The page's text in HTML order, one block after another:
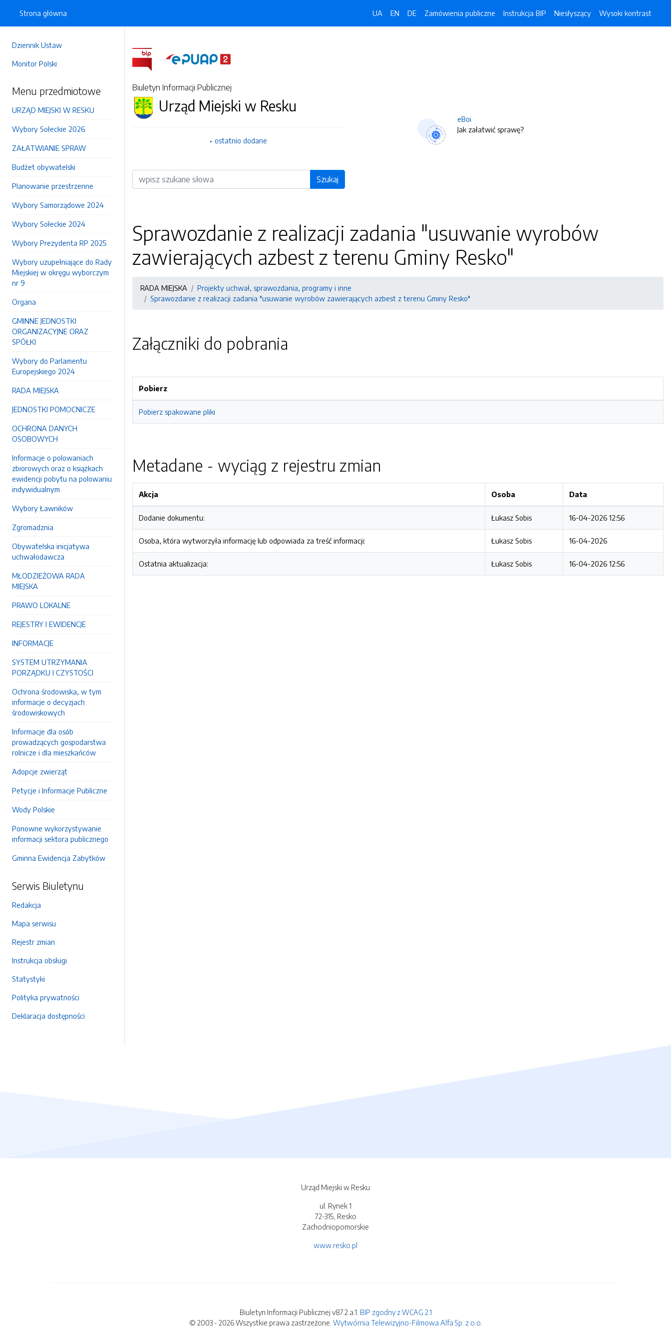
Dziennik Ustaw
Monitor Polski
Menu przedmiotowe
URZĄD MIEJSKI W RESKU
Wybory Sołeckie 2026
ZAŁATWIANIE SPRAW
Budżet obywatelski
Planowanie przestrzenne
Wybory Samorządowe 2024
Wybory Sołeckie 2024
Wybory Prezydenta RP 2025
Wybory uzupełniające do Rady
Miejskiej w okręgu wyborczym
nr 9
Organa
GMINNE JEDNOSTKI
ORGANIZACYJNE ORAZ
SPÓŁKI
Wybory do Parlamentu
Europejskiego 2024
RADA MIEJSKA
JEDNOSTKI POMOCNICZE
OCHRONA DANYCH
OSOBOWYCH
Informacje o polowaniach
zbiorowych oraz o książkach
ewidencji pobytu na polowaniu
indywidualnym
Wybory Ławników
Zgromadznia
Obywatelska inicjatywa
uchwałodawcza
MŁODZIEŻOWA RADA
MIEJSKA
PRAWO LOKALNE
REJESTRY I EWIDENCJE
INFORMACJE
SYSTEM UTRZYMANIA
PORZĄDKU I CZYSTOŚCI
Ochrona środowiska, w tym
informacje o decyzjach
środowiskowych
Informacje dla osób
prowadzących gospodarstwa
rolnicze i dla mieszkańców
Adopcje zwierząt
Petycje i Informacje Publiczne
Wody Polskie
Ponowne wykorzystywanie
informacji sektora publicznego
Gminna Ewidencja Zabytków
Serwis Biuletynu
Redakcja
Mapa serwisu
Rejestr zmian
Instrukcja obsługi
Statystyki
Polityka prywatności
Deklaracja dostępności
Strona główna UA EN DE Zamówienia publiczne Instrukcja BIP Niesłyszący Wysoki kontrast
Biuletyn Informacji Publicznej
Urząd Miejski w Resku
ostatnio dodane
Wyszukiwarka Szukaj
eBoi
Jak załatwić sprawę?
Sprawozdanie z realizacji zadania "usuwanie wyrobów
zawierających azbest z terenu Gminy Resko"
RADA MIEJSKA
Projekty uchwał, sprawozdania, programy i inne
Sprawozdanie z realizacji zadania "usuwanie wyrobów zawierających azbest z terenu Gminy Resko"
Załączniki do pobrania
Pobierz
Pobierz spakowane pliki
Metadane - wyciąg z rejestru zmian
Akcja Osoba Data
Dodanie dokumentu: Łukasz Sobis 16-04-2026 12:56
Osoba, która wytworzyła informację lub odpowiada za treść informacji: Łukasz Sobis 16-04-2026
Ostatnia aktualizacja: Łukasz Sobis 16-04-2026 12:56
Urząd Miejski w Resku
ul. Rynek 1
72-315, Resko
Zachodniopomorskie
www.resko.pl
Biuletyn Informacji Publicznej v87.2.a.1. BIP zgodny z WCAG 2.1
© 2003 - 2026 Wszystkie prawa zastrzeżone. Wytwórnia Telewizyjno-Filmowa Alfa Sp. z o.o.